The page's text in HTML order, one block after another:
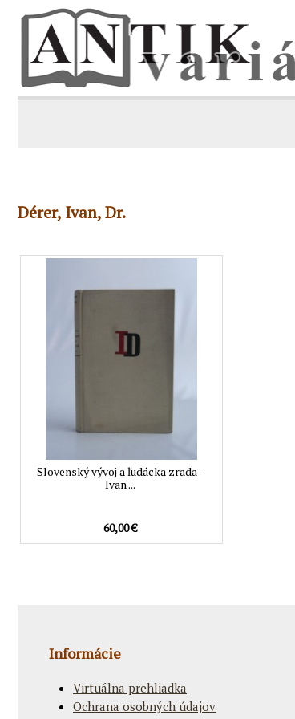
Dérer, Ivan, Dr.
Slovenský vývoj a ľudácka zrada -
Ivan ...
60,00 €
Informácie
Virtuálna prehliadka
Ochrana osobných údajov